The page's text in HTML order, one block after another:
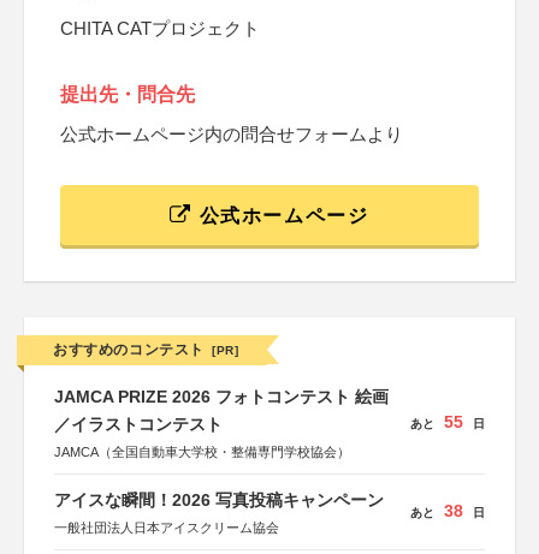
CHITA CATプロジェクト
提出先・問合先
公式ホームページ内の問合せフォームより
公式ホームページ
おすすめのコンテスト [PR]
JAMCA PRIZE 2026 フォトコンテスト 絵画
／イラストコンテスト
JAMCA（全国自動車大学校・整備専門学校協会）
あと 55 日
アイスな瞬間！2026 写真投稿キャンペーン
一般社団法人日本アイスクリーム協会
あと 38 日